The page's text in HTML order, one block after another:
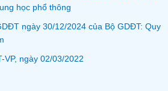
học phổ thông
ngày 30/12/2024 của Bộ GDĐT: Quy
VP, ngày 02/03/2022